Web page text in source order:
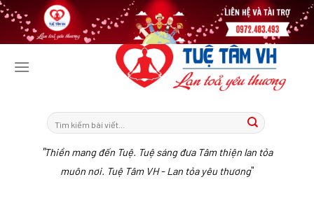
Tiếp
tục
tới
"Thiền mang đến Tuệ. Tuệ sáng đưa Tâm thiện lan tỏa
muôn nơi. Tuệ Tâm VH - Lan tỏa yêu thương"